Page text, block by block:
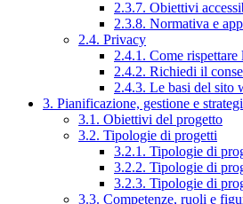
2.3.7. Obiettivi
2.3.8. Normativa e
2.4. Privacy
2.4.1. Come
2.4.2. Richiedi il
2.4.3. Le basi del sito
3. Pianificazione, gestione e
3.1. Obiettivi del progetto
3.2. Tipologie di progetti
3.2.1. Tipologie di
3.2.2. Tipologie di
3.2.3. Tipologie di
3.3. Competenze, ruoli e